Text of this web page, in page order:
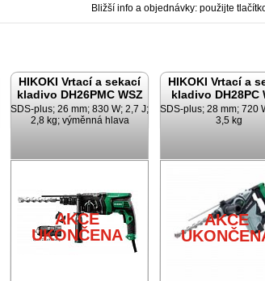
Bližší info a objednávky: použijte
HIKOKI Vrtací a sekací
kladivo DH26PMC WSZ
SDS-plus; 26 mm; 830 W; 2,7 J;
2,8 kg; výměnná hlava
AKCE
UKONČENA
HIKOKI Vrtací a
kladivo DH28PC
SDS-plus; 28 mm; 720
3,5 kg
AKCE